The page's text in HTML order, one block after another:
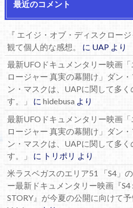
最近のコメント
『 エイジ・オブ・ディスクロー
観て個人的な感想。
に UAPより
最新UFOドキュメンタリー映画
ロージャー 真実の幕開け」ダン
ン・マスクは、UAPに関して多
す。」
に hidebusaより
最新UFOドキュメンタリー映画
ロージャー 真実の幕開け」ダン
ン・マスクは、UAPに関して多
す。」
に トリポリ より
米ラスベガスのエリア51 「S4」
ー最新ドキュメンタリー映画『S4
STORY』が今夏の公開に向けて予